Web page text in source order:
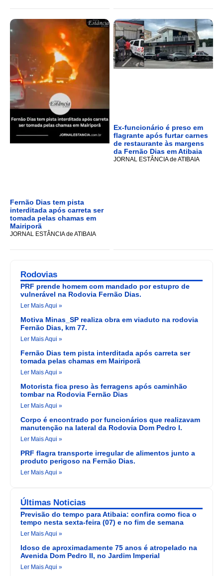
Fernão Dias tem pista
interditada após carreta ser
tomada pelas chamas em
Mairiporã
JORNAL ESTÂNCIA de ATIBAIA
Ex-funcionário é preso em
flagrante após furtar carnes
de restaurante às margens
da Fernão Dias em Atibaia
JORNAL ESTÂNCIA de ATIBAIA
Rodovias
PRF prende homem com mandado por estupro de
vulnerável na Rodovia Fernão Dias.
Ler Mais Aqui »
Motiva Minas_SP realiza obra em viaduto na rodovia
Fernão Dias, km 77.
Ler Mais Aqui »
Fernão Dias tem pista interditada após carreta ser
tomada pelas chamas em Mairiporã
Ler Mais Aqui »
Motorista fica preso às ferragens após caminhão
tombar na Rodovia Fernão Dias
Ler Mais Aqui »
Corpo é encontrado por funcionários que realizavam
manutenção na lateral da Rodovia Dom Pedro I.
Ler Mais Aqui »
PRF flagra transporte irregular de alimentos junto a
produto perigoso na Fernão Dias.
Ler Mais Aqui »
Últimas Noticias
Previsão do tempo para Atibaia: confira como fica o
tempo nesta sexta-feira (07) e no fim de semana
Ler Mais Aqui »
Idoso de aproximadamente 75 anos é atropelado na
Avenida Dom Pedro II, no Jardim Imperial
Ler Mais Aqui »